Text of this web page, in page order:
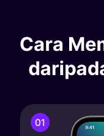
Cara